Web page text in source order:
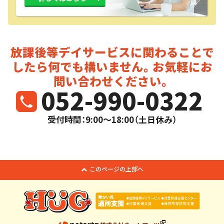
放課後等デイサービスに関わることで
したら何でも構いません。お気軽にお
問い合わせください。
052-990-0322
受付時間：9:00～18:00（土日休み）
このページの上部へ